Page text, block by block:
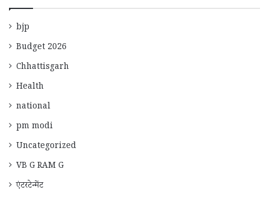
bjp
Budget 2026
Chhattisgarh
Health
national
pm modi
Uncategorized
VB G RAM G
एंटरटेन्मेंट